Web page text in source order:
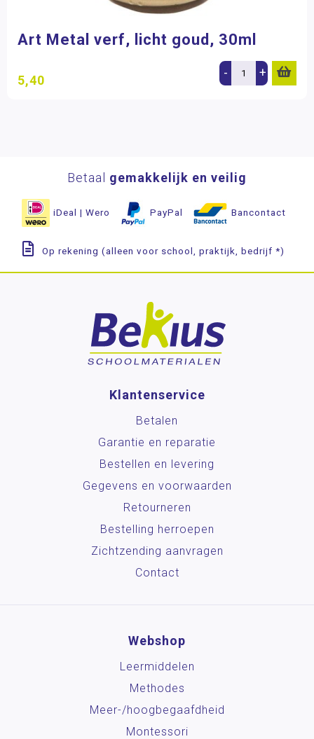
Art Metal verf, licht goud, 30ml
5,40 - +
Betaal gemakkelijk en veilig
iDeal | Wero PayPal Bancontact
Op rekening (alleen voor school, praktijk, bedrijf *)
Klantenservice
Betalen
Garantie en reparatie
Bestellen en levering
Gegevens en voorwaarden
Retourneren
Bestelling herroepen
Zichtzending aanvragen
Contact
Webshop
Leermiddelen
Methodes
Meer-/hoog­begaafdheid
Montessori